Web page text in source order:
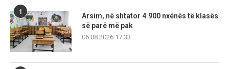
1
Arsim, në shtator 4.900 nxënës të klasës
së parë më pak
06.08.2026 17:33